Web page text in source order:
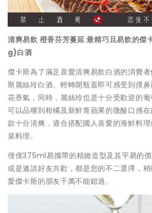
清爽易飲 橙香芬芳蔓延 最精巧且易飲的傑
g)白酒
傑卡斯為了滿足喜愛清爽易飲白酒的消費
斯麗絲玲白酒。輕轉開瓶蓋即可感受到撲
花香氣，同時，麗絲玲也是十分受歡迎的
可以品嚐到柑橘及新鮮青蘋果的微酸口感
款十分清爽，適合搭配國人喜愛的海鮮料
菜料理。
僅僅375ml易攜帶的精緻造型及其平易的
或是邀請好友共歡，都是您的不二選擇，
愛傑卡斯的朋友千萬不能錯過。